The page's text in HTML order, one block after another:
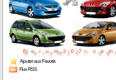
Ajouter aux Favoris
Flux RSS